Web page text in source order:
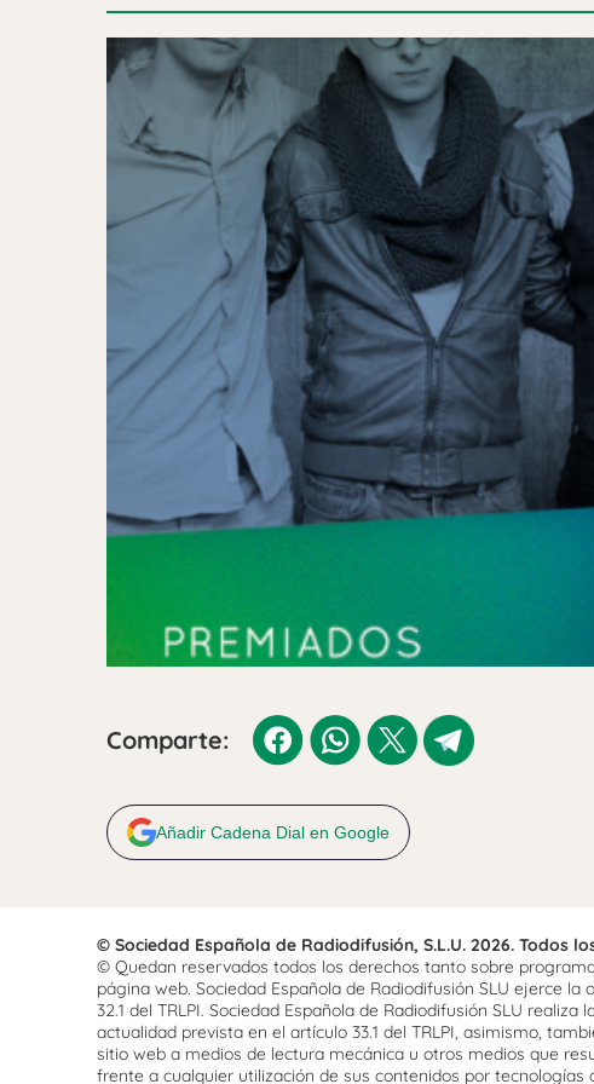
Comparte:
Añadir Cadena Dial en Google
© Sociedad Española de Radiodifusión, S.L.U. 2026. Todos
© Quedan reservados todos los derechos tanto sobre
página web. Sociedad Española de Radiodifusión SLU ejerce
32.1 del TRLPI. Sociedad Española de Radiodifusión SLU
actualidad prevista en el artículo 33.1 del TRLPI, asimismo,
sitio web a medios de lectura mecánica u otros medios que
frente a cualquier utilización de sus contenidos por